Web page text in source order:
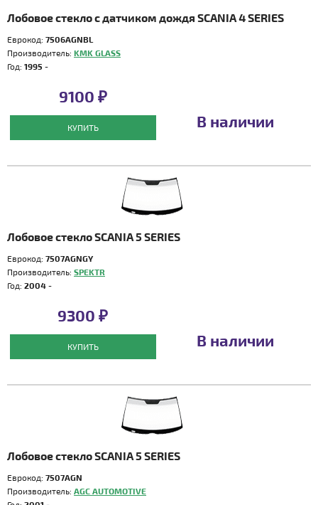
Лобовое стекло с датчиком дождя SCANIA 4 SERIES
Еврокод: 7506AGNBL
Производитель: KMK GLASS
Год: 1995 -
9100 ₽
КУПИТЬ В наличии
Лобовое стекло SCANIA 5 SERIES
Еврокод: 7507AGNGY
Производитель: SPEKTR
Год: 2004 -
9300 ₽
КУПИТЬ В наличии
Лобовое стекло SCANIA 5 SERIES
Еврокод: 7507AGN
Производитель: AGC AUTOMOTIVE